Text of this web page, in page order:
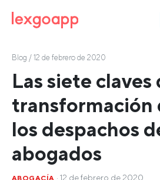
Blog / 12 de febrero de 2020
Las siete claves
transformación
los despachos
abogados
ABOGACÍA · 12 de febrero de 2020